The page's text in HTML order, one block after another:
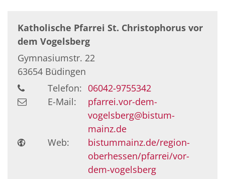
Katholische Pfarrei St. Christophorus vor
dem Vogelsberg
Gymnasiumstr. 22
63654 Büdingen
Telefon: 06042-9755342
E-Mail:
pfarrei.vor-dem-
vogelsberg@bistum-
mainz.de
Web:
bistummainz.de/region-
oberhessen/pfarrei/vor-
dem-vogelsberg